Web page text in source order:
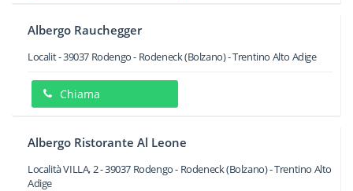
Albergo Rauchegger
Localit-39037 Rodengo - Rodeneck(Bolzano) -Trentino Alto Adige
Chiama
Albergo Ristorante Al Leone
Località VILLA, 2-39037 Rodengo - Rodeneck(Bolzano) -Trentino Alto
Adige